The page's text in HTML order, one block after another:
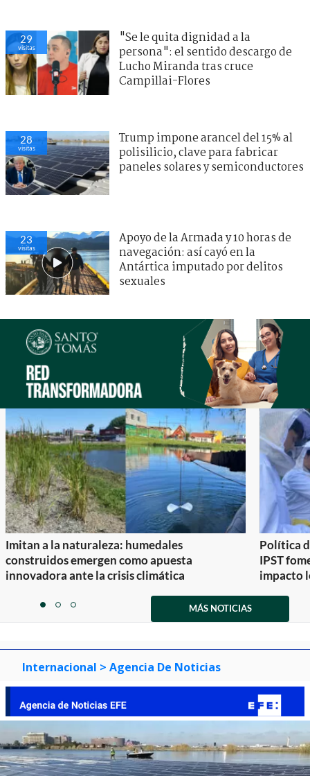
29
visitas
"Se le quita dignidad a la
persona": el sentido descargo de
Lucho Miranda tras cruce
Campillai-Flores
28
visitas
Trump impone arancel del 15% al
polisilicio, clave para fabricar
paneles solares y semiconductores
23
visitas
Apoyo de la Armada y 10 horas de
navegación: así cayó en la
Antártica imputado por delitos
sexuales
Imitan a la naturaleza: humedales
construidos emergen como apuesta
innovadora ante la crisis climática
Política
IPST
impacto
itemitemitem
MÁS NOTICIAS
Internacional > Agencia De Noticias